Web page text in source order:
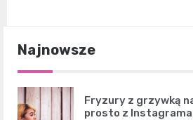
Najnowsze
Fryzury z grzywką
prosto z Instagrama